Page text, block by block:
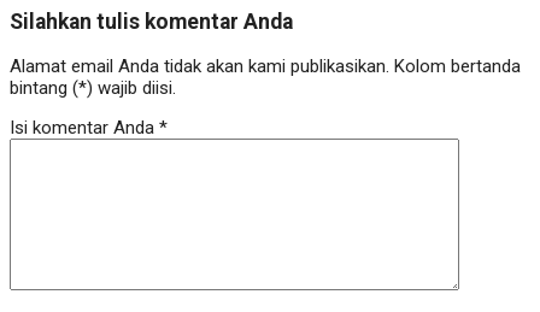
Silahkan tulis komentar Anda
Alamat email Anda tidak akan kami publikasikan. Kolom bertanda
bintang (*) wajib diisi.
Isi komentar Anda *